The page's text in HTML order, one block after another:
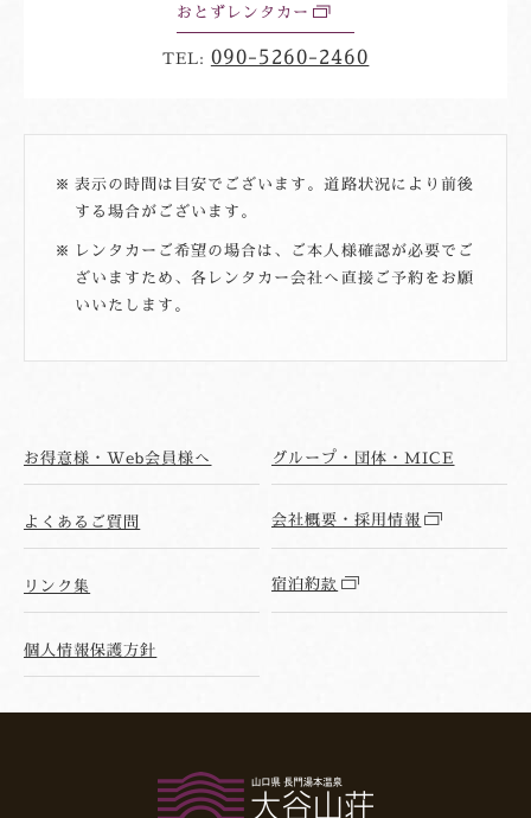
おとずレンタカー 別
ウ
ィ
TEL: 090-5260-2460
表示の時間は目安でございます。道路状況により前後
する場合がございます。
レンタカーご希望の場合は、ご本人様確認が必要でご
ざいますため、各レンタカー会社へ直接ご予約をお願
いいたします。
お得意様・Web会員様へ グループ・団体・MICE
よくあるご質問 会社概要・採用情報
リンク集 宿泊約款
個人情報保護方針